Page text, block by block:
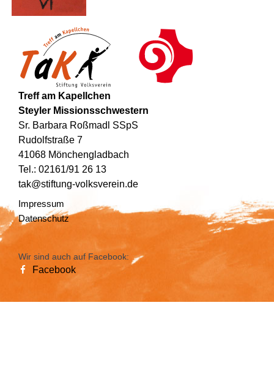
Treff am Kapellchen
Steyler Missionsschwestern
Sr. Barbara Roßmadl SSpS
Rudolfstraße 7
41068 Mönchengladbach
Tel.: 02161/91 26 13
tak@stiftung-volksverein.de
Impressum
Datenschutz
Wir sind auch auf Facebook:
Facebook